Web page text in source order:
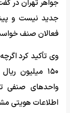
جواهر تهران در
جدید نیست و
فعالان صنف
وی تأکید کرد
۱۵۰ میلیون
واحدهای صنفی
اطلاعات هویتی